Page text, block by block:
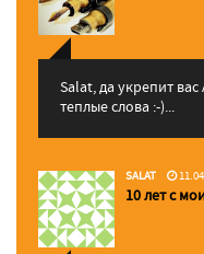
Salat, да укрепит
теплые слова :-)...
SALAT
10 лет с